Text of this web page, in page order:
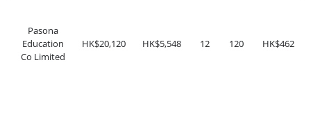
Pasona
Education
Co Limited
HK$20,120 HK$5,548 12 120 HK$462